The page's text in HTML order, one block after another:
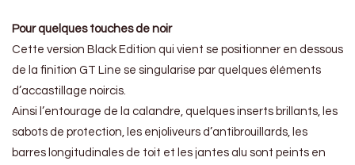
Pour quelques touches de noir
Cette version Black Edition qui vient se positionner en dessous
de la finition GT Line se singularise par quelques éléments
d’accastillage noircis.
Ainsi l’entourage de la calandre, quelques inserts brillants, les
sabots de protection, les enjoliveurs d’antibrouillards, les
barres longitudinales de toit et les jantes alu sont peints en